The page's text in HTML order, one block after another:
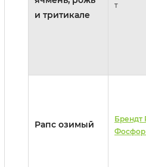
и тритикале
т
Рапс озимый
Брендт